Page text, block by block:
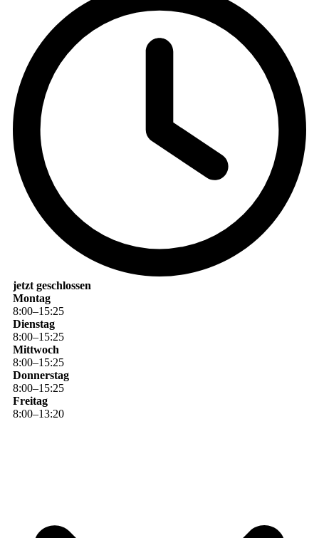
jetzt geschlossen
Montag
8:00–15:25
Dienstag
8:00–15:25
Mittwoch
8:00–15:25
Donnerstag
8:00–15:25
Freitag
8:00–13:20